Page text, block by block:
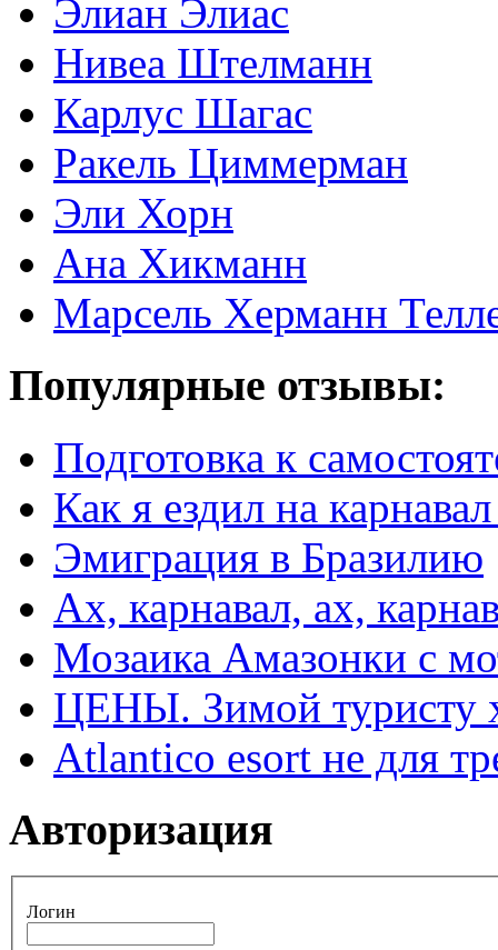
Элиан Элиас
Нивеа Штелманн
Карлус Шагас
Ракель Циммерман
Эли Хорн
Ана Хикманн
Марсель Херманн
Популярные отзывы:
Подготовка к
Как я ездил на
Эмиграция в Бразилию
Ах, карнавал, ах,
Мозаика Амазонки с
ЦЕНЫ. Зимой туристу
Atlantico esort не для
Авторизация
Логин